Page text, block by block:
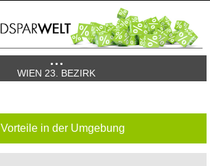
WIEN 23. BEZIRK
Vorteile in der Umgebung